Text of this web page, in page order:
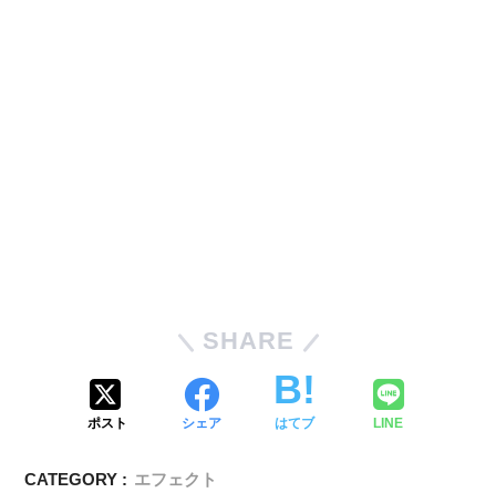
SHARE
ポスト シェア はてブ LINE
CATEGORY : エフェクト